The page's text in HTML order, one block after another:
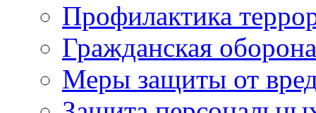
Профилактика
Гражданская оборона
Меры защиты от